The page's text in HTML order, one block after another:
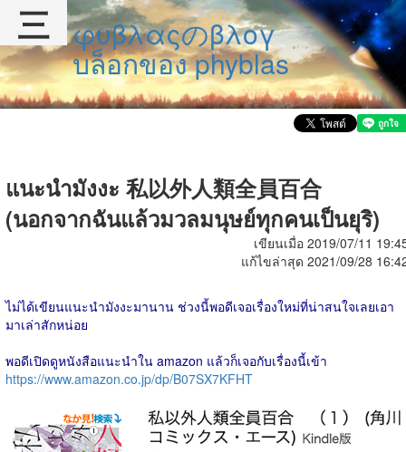
φυβλαςのβλογ
บล็อกของ phyblas
แนะนำมังงะ 私以外人類全員百合
(นอกจากฉันแล้วมวลมนุษย์ทุกคนเป็นยุริ)
เขียนเมื่อ 2019/07/11
แก้ไขล่าสุด 2021/09/28
ไม่ได้เขียนแนะนำมังงะมานาน ช่วงนี้พอดีเจอเรื่องใหม่ที่น่าสนใจเลยเอา
มาเล่าสักหน่อย
พอดีเปิดดูหนังสือแนะนำใน amazon แล้วก็เจอกับเรื่องนี้เข้า
https://www.amazon.co.jp/dp/B07SX7KFHT
三